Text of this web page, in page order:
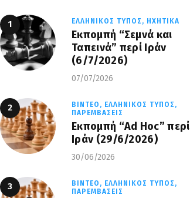
ΕΛΛΗΝΙΚΌΣ ΤΎΠΟΣ, ΗΧΗΤΙΚΆ
Εκπομπή “Σεμνά και
Ταπεινά” περί Ιράν
(6/7/2026)
07/07/2026
ΒΊΝΤΕΟ, ΕΛΛΗΝΙΚΌΣ ΤΎΠΟΣ,
ΠΑΡΕΜΒΆΣΕΙΣ
Εκπομπή “Ad Hoc” περί
Iράν (29/6/2026)
30/06/2026
ΒΊΝΤΕΟ, ΕΛΛΗΝΙΚΌΣ ΤΎΠΟΣ,
ΠΑΡΕΜΒΆΣΕΙΣ